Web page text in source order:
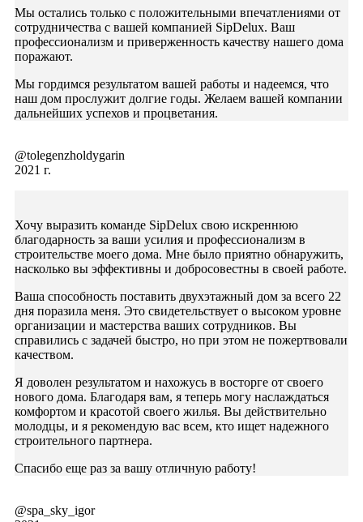
Мы остались только с положительными впечатлениями от
сотрудничества с вашей компанией SipDelux. Ваш
профессионализм и приверженность качеству нашего дома
поражают.
Мы гордимся результатом вашей работы и надеемся, что
наш дом прослужит долгие годы. Желаем вашей компании
дальнейших успехов и процветания.
@tolegenzholdygarin
2021 г.
Хочу выразить команде SipDelux свою искреннюю
благодарность за ваши усилия и профессионализм в
строительстве моего дома. Мне было приятно обнаружить,
насколько вы эффективны и добросовестны в своей работе.
Ваша способность поставить двухэтажный дом за всего 22
дня поразила меня. Это свидетельствует о высоком уровне
организации и мастерства ваших сотрудников. Вы
справились с задачей быстро, но при этом не пожертвовали
качеством.
Я доволен результатом и нахожусь в восторге от своего
нового дома. Благодаря вам, я теперь могу наслаждаться
комфортом и красотой своего жилья. Вы действительно
молодцы, и я рекомендую вас всем, кто ищет надежного
строительного партнера.
Спасибо еще раз за вашу отличную работу!
@spa_sky_igor